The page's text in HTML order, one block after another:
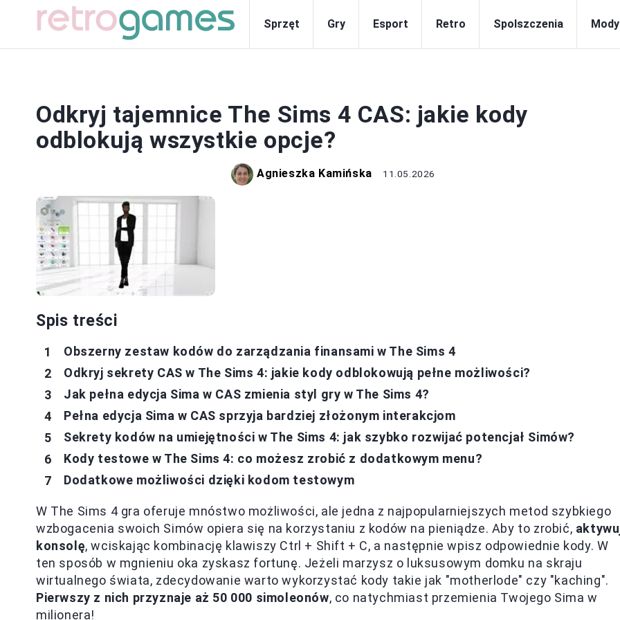
Sprzęt Gry Esport Retro Spolszczenia Mody
Odkryj tajemnice The Sims 4 CAS: jakie kody
odblokują wszystkie opcje?
Agnieszka Kamińska 11.05.2026
Spis treści
Obszerny zestaw kodów do zarządzania finansami w The Sims 4
Odkryj sekrety CAS w The Sims 4: jakie kody odblokowują pełne możliwości?
Jak pełna edycja Sima w CAS zmienia styl gry w The Sims 4?
Pełna edycja Sima w CAS sprzyja bardziej złożonym interakcjom
Sekrety kodów na umiejętności w The Sims 4: jak szybko rozwijać potencjał Simów?
Kody testowe w The Sims 4: co możesz zrobić z dodatkowym menu?
Dodatkowe możliwości dzięki kodom testowym
W The Sims 4 gra oferuje mnóstwo możliwości, ale jedna z najpopularniejszych metod szybkiego
wzbogacenia swoich Simów opiera się na korzystaniu z kodów na pieniądze. Aby to zrobić,
konsolę, wciskając kombinację klawiszy Ctrl + Shift + C, a następnie wpisz odpowiednie kody. W
ten sposób w mgnieniu oka zyskasz fortunę. Jeżeli marzysz o luksusowym domku na skraju
wirtualnego świata, zdecydowanie warto wykorzystać kody takie jak "motherlode" czy "kaching".
Pierwszy z nich przyznaje aż 50 000 simoleonów, co natychmiast przemienia Twojego Sima w
milionera!